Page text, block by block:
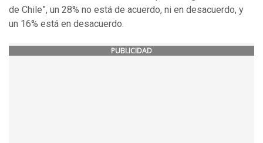
de Chile”, un 28% no está de acuerdo, ni en desacuerdo, y
un 16% está en desacuerdo.
PUBLICIDAD